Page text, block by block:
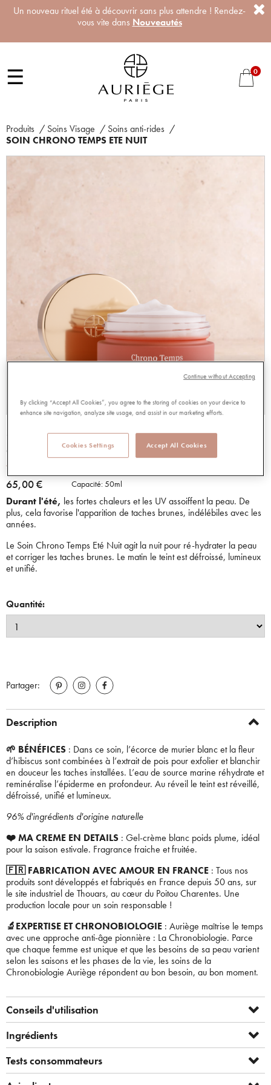
Un nouveau rituel été à découvrir sans plus attendre ! Rendez-
vous vite dans Nouveautés
☰ 0
Produits / Soins Visage / Soins anti-rides /
SOIN CHRONO TEMPS ETE NUIT
SOIN CHRONO TEMPS ETE NUIT
96997
4.75 out of 5 Customer Rating
65,00 € Capacité:50ml
Durant l'été, les fortes chaleurs et les UV assoiffent la peau. De
plus, cela favorise l'apparition de taches brunes, indélébiles avec les
années.
Le Soin Chrono Temps Eté Nuit agit la nuit pour ré-hydrater la peau
et corriger les taches brunes. Le matin le teint est défroissé, lumineux
et unifié.
Quantité:
Partager:
Description
🌱 BÉNÉFICES : Dans ce soin, l’écorce de murier blanc et la fleur
d’hibiscus sont combinées à l’extrait de pois pour exfolier et blanchir
en douceur les taches installées. L’eau de source marine réhydrate et
reminéralise l’épiderme en profondeur. Au réveil le teint est réveillé,
défroissé, unifié et lumineux.
96% d'ingrédients d'origine naturelle
❤️ MA CREME EN DETAILS : Gel-crème blanc poids plume, idéal
pour la saison estivale. Fragrance fraiche et fruitée.
🇫🇷 FABRICATION AVEC AMOUR EN FRANCE : Tous nos
produits sont développés et fabriqués en France depuis 50 ans, sur
le site industriel de Thouars, au cœur du Poitou Charentes. Une
production locale pour un soin responsable !
🔬EXPERTISE ET CHRONOBIOLOGIE : Auriège maîtrise le temps
avec une approche anti-âge pionnière : La Chronobiologie. Parce
que chaque femme est unique et que les besoins de sa peau varient
selon les saisons et les phases de la vie, les soins de la
Chronobiologie Auriège répondent au bon besoin, au bon moment.
Conseils d'utilisation
Ingrédients
Tests consommateurs
By clicking “Accept All Cookies”, you agree to the storing of cookies on your device to
enhance site navigation, analyze site usage, and assist in our marketing efforts.
Accept All Cookies
Cookies Settings
Continue without Accepting